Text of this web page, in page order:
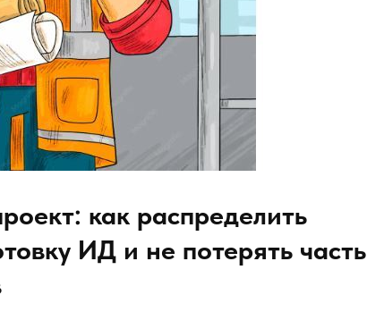
как распределить
ИД и не потерять часть